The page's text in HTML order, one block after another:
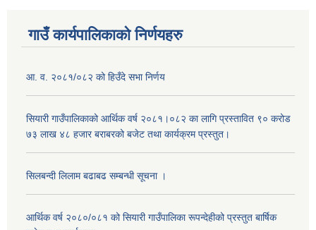
गाउँ कार्यपालिकाको निर्णयहरु
आ. व. २०८१/०८२ को हिउँदे सभा निर्णय
सियारी गाउँपालिकाको आर्थिक वर्ष २०८१।०८२ का लागि प्रस्तावित ९० करोड
७३ लाख ४८ हजार बराबरको बजेट तथा कार्यक्रम प्रस्तुत।
सिलबन्दी लिलाम बढाबढ सम्बन्धी सूचना ।
आर्थिक वर्ष २०८०/०८१ को सियारी गाउँपालिका रूपन्देहीको प्रस्तुत बार्षिक